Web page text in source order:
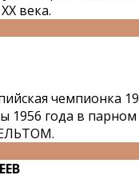
века.
чемпионка
1956 года в парном